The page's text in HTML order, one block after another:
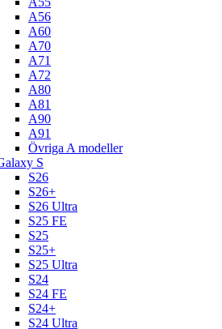
A56
A60
A70
A71
A72
A80
A81
A90
A91
Övriga A modeller
S
S26
S26+
S26 Ultra
S25 FE
S25
S25+
S25 Ultra
S24
S24 FE
S24+
S24 Ultra